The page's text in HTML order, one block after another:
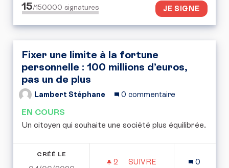
15/150000 signatures JE SIGNE
Fixer une limite à la fortune
personnelle : 100 millions d’euros,
pas un de plus
Lambert Stéphane 0 commentaire
EN COURS
Un citoyen qui souhaite une société plus équilibrée.
CRÉÉ LE
2 2 ABONNÉS
SUIVRE
0